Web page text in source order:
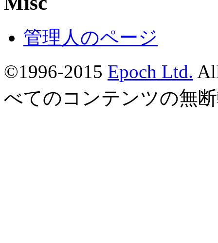
管理人のページ
©1996-2015 Epoch Ltd.
べてのコンテンツの無